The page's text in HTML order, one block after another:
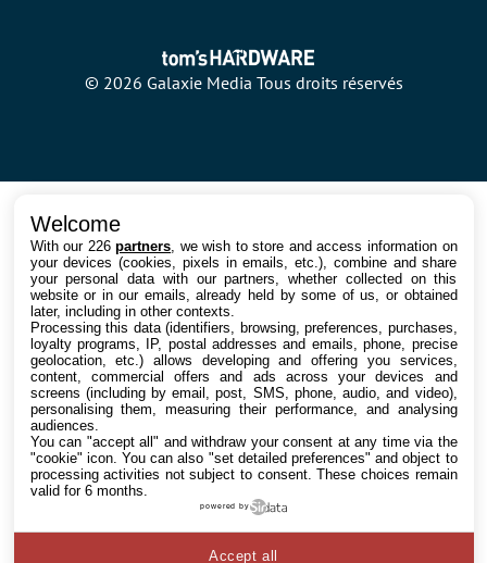
© 2026 Galaxie Media Tous droits réservés
Welcome
With our 226partners , we wish to store and access information on
your devices (cookies, pixels in emails, etc.), combine and share
your personal data with our partners, whether collected on this
website or in our emails, already held by some of us, or obtained
later, including in other contexts.
Processing this data (identifiers, browsing, preferences, purchases,
loyalty programs, IP, postal addresses and emails, phone, precise
geolocation, etc.) allows developing and offering you services,
content, commercial offers and ads across your devices and
screens (including by email, post, SMS, phone, audio, and video),
personalising them, measuring their performance, and analysing
audiences.
You can "accept all" and withdraw your consent at any time via the
"cookie" icon. You can also "set detailed preferences" and object to
processing activities not subject to consent. These choices remain
valid for 6 months.
powered by
Accept all